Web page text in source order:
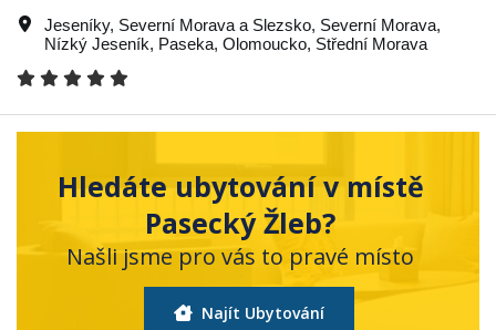
Jeseníky, Severní Morava a Slezsko, Severní Morava,
Nízký Jeseník, Paseka, Olomoucko, Střední Morava
Hledáte ubytování v místě
Pasecký Žleb?
Našli jsme pro vás to pravé místo
Najít Ubytování